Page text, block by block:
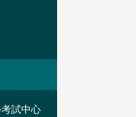
試中心